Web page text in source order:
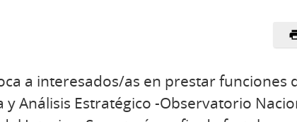
a interesados/as en prestar funciones
y Análisis Estratégico -Observatorio